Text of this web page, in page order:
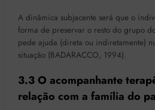
A dinâmica subjacente será que o
forma de preservar o resto do grupo
pede ajuda (direta ou indiretamente)
situação (BADARACCO, 1994).
3.3 O acompanhante
relação com a família do